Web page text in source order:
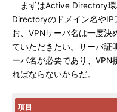
まずはActive Directory環
Directoryのドメイン名やIP
お、VPNサーバ名は一度決
ていただきたい。サーバ証
ーバ名が必要であり、VPN
ればならないからだ。
項目